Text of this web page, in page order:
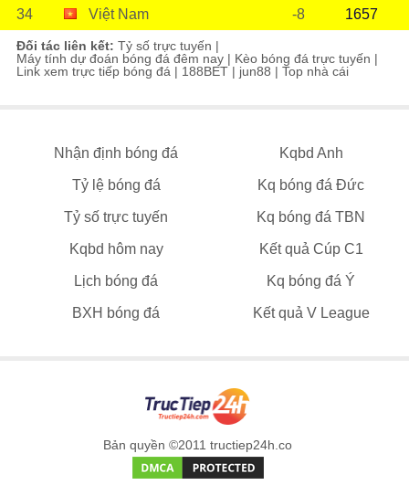
34 Việt Nam -8 1657
Đối tác liên kết: Tỷ số trực tuyến |
Máy tính dự đoán bóng đá đêm nay | Kèo bóng đá trực tuyến |
Link xem trực tiếp bóng đá | 188BET | jun88 | Top nhà cái
Nhận định bóng đá Kqbd Anh
Tỷ lệ bóng đá Kq bóng đá Đức
Tỷ số trực tuyến Kq bóng đá TBN
Kqbd hôm nay Kết quả Cúp C1
Lịch bóng đá Kq bóng đá Ý
BXH bóng đá Kết quả V League
Bản quyền ©2011 tructiep24h.co